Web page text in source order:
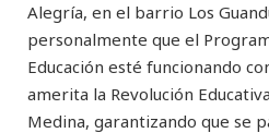
Alegría, en el barrio Los
personalmente que el
Educación esté funcionando
amerita la Revolución
Medina, garantizando que se